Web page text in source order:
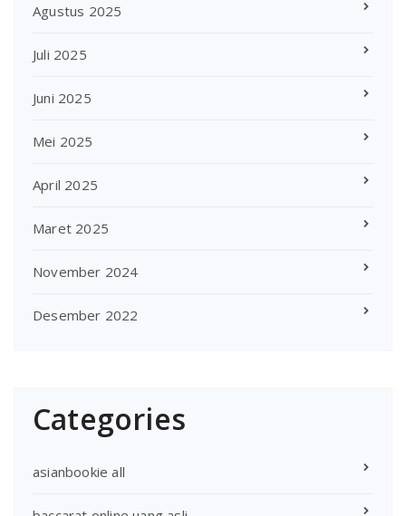
Agustus 2025
Juli 2025
Juni 2025
Mei 2025
April 2025
Maret 2025
November 2024
Desember 2022
Categories
asianbookie all